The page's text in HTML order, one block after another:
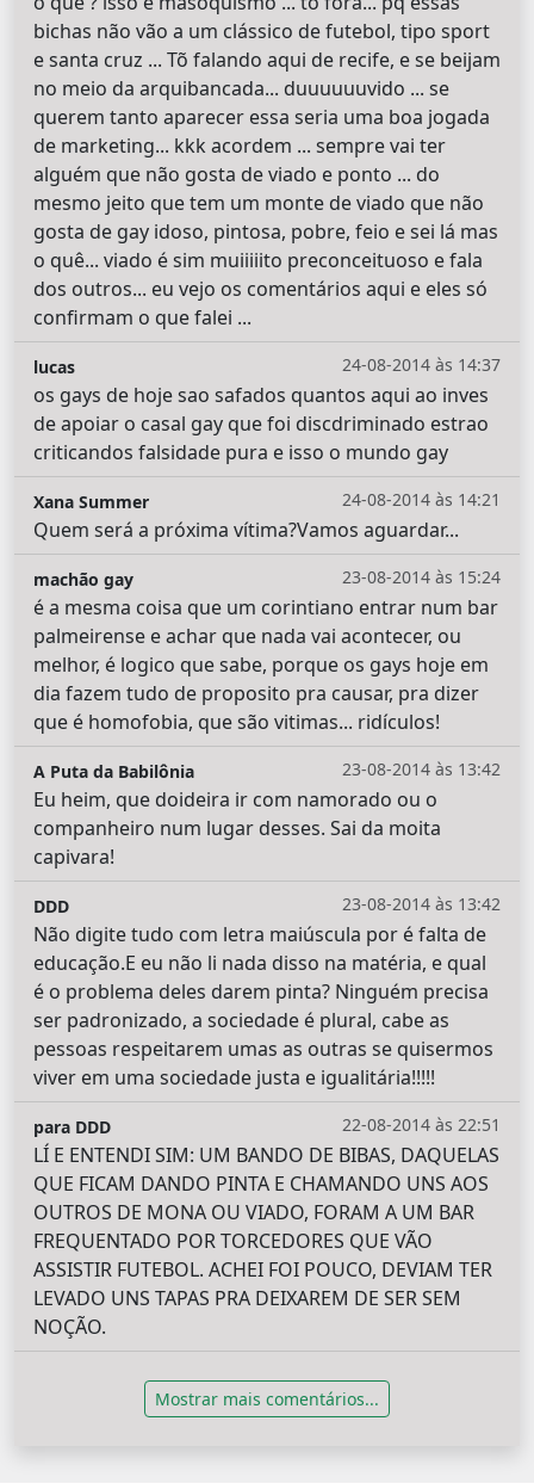
bichas não vão a um clássico de futebol, tipo sport
e santa cruz ... Tõ falando aqui de recife, e se beijam
no meio da arquibancada... duuuuuuvido ... se
querem tanto aparecer essa seria uma boa jogada
de marketing... kkk acordem ... sempre vai ter
alguém que não gosta de viado e ponto ... do
mesmo jeito que tem um monte de viado que não
gosta de gay idoso, pintosa, pobre, feio e sei lá mas
o quê... viado é sim muiiiiito preconceituoso e fala
dos outros... eu vejo os comentários aqui e eles só
confirmam o que falei ...
24-08-2014 às 14:37
lucas
os gays de hoje sao safados quantos aqui ao inves
de apoiar o casal gay que foi discdriminado estrao
criticandos falsidade pura e isso o mundo gay
24-08-2014 às 14:21
Xana Summer
Quem será a próxima vítima?Vamos aguardar...
23-08-2014 às 15:24
machão gay
é a mesma coisa que um corintiano entrar num bar
palmeirense e achar que nada vai acontecer, ou
melhor, é logico que sabe, porque os gays hoje em
dia fazem tudo de proposito pra causar, pra dizer
que é homofobia, que são vitimas... ridículos!
23-08-2014 às 13:42
A Puta da Babilônia
Eu heim, que doideira ir com namorado ou o
companheiro num lugar desses. Sai da moita
capivara!
23-08-2014 às 13:42
DDD
Não digite tudo com letra maiúscula por é falta de
educação.E eu não li nada disso na matéria, e qual
é o problema deles darem pinta? Ninguém precisa
ser padronizado, a sociedade é plural, cabe as
pessoas respeitarem umas as outras se quisermos
viver em uma sociedade justa e igualitária!!!!!
22-08-2014 às 22:51
para DDD
LÍ E ENTENDI SIM: UM BANDO DE BIBAS, DAQUELAS
QUE FICAM DANDO PINTA E CHAMANDO UNS AOS
OUTROS DE MONA OU VIADO, FORAM A UM BAR
FREQUENTADO POR TORCEDORES QUE VÃO
ASSISTIR FUTEBOL. ACHEI FOI POUCO, DEVIAM TER
LEVADO UNS TAPAS PRA DEIXAREM DE SER SEM
NOÇÃO.
Mostrar mais comentários...